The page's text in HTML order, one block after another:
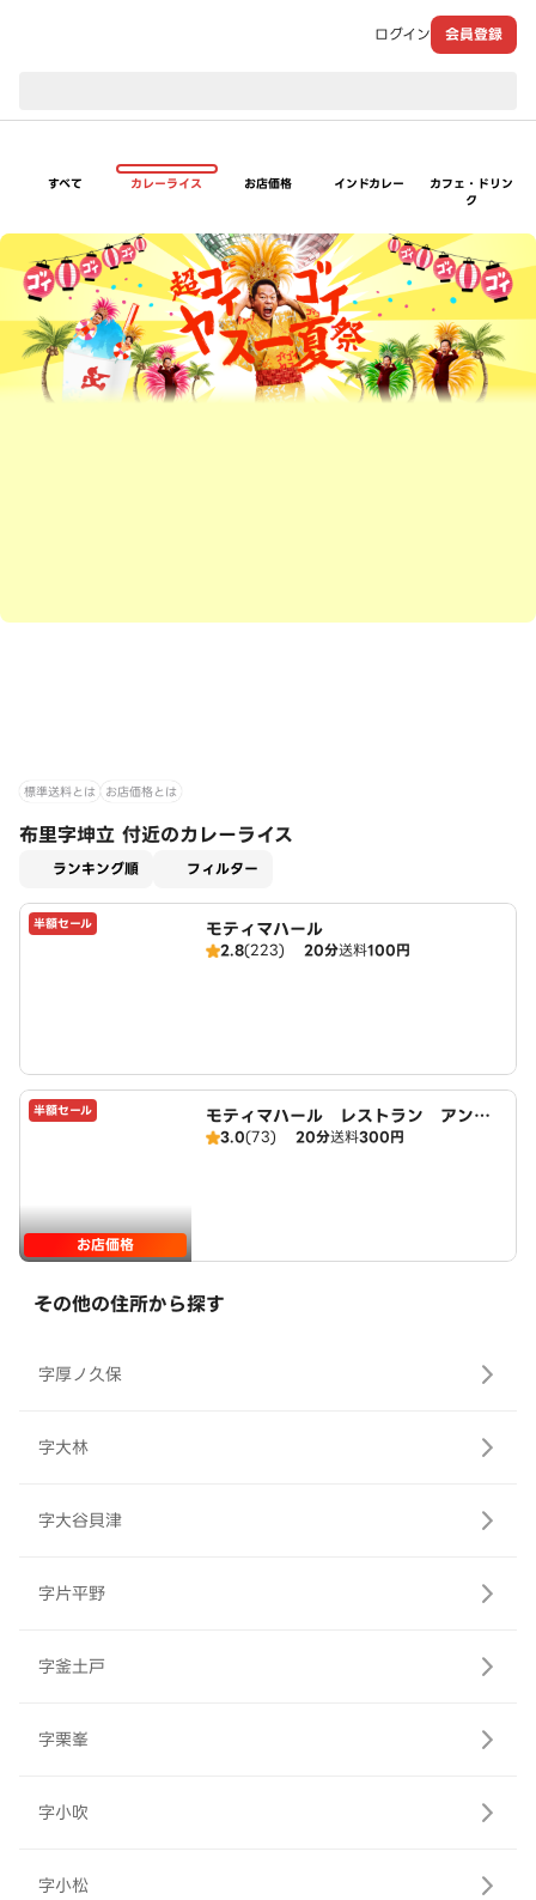
ログイン 会員登録
すべて カレーライス お店価格 インドカレー
カフェ・ドリン
ク
超ゴイゴイヤスー夏祭
標準送料とは お店価格とは
布里字坤立 付近のカレーライス
ランキング順 フィルター
半額セール モティマハール
2.8(223) 20分送料100円
半額セール
お店価格
モティマハール レストラン アンド
バー
3.0(73) 20分送料300円
その他の住所から探す
字厚ノ久保
字大林
字大谷貝津
字片平野
字釜土戸
字栗峯
字小吹
字小松